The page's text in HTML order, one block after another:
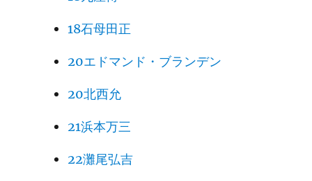
18石母田正
20エドマンド・ブランデン
20北西允
21浜本万三
22灘尾弘吉